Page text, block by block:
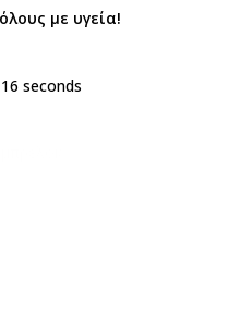
,
με υγεία!
15 seconds